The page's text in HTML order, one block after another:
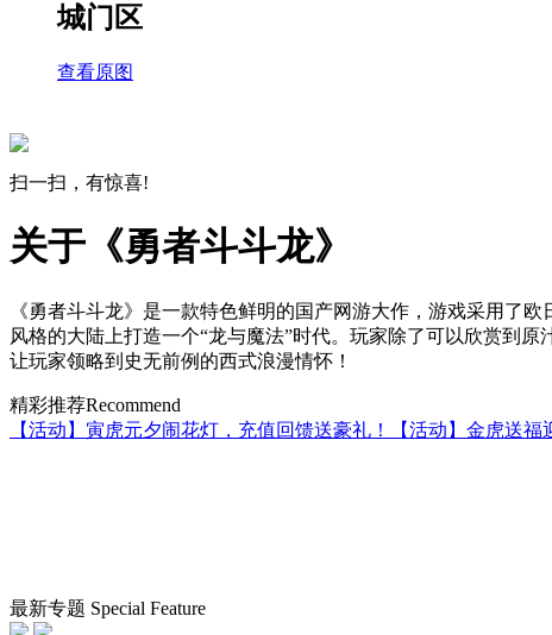
城门区
查看原图
扫一扫，有惊喜!
关于《勇者斗斗龙》
《勇者斗斗龙》是一款特色鲜明的国产网游大作，游戏采用了
风格的大陆上打造一个“龙与魔法”时代。玩家除了可以欣赏到
让玩家领略到史无前例的西式浪漫情怀！
精彩推荐Recommend
【活动】寅虎元夕闹花灯，充值回馈送豪礼！
【活动】金虎送福
最新专题 Special Feature